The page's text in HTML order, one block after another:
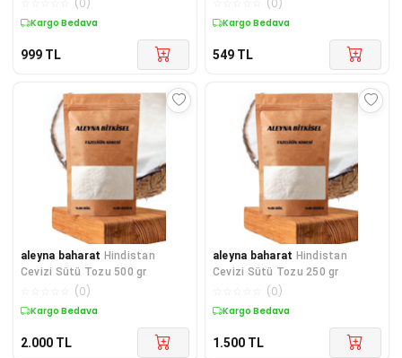
Kargo Bedava
999 TL
Kargo Bedava
549 TL
aleyna baharat Hindistan
Cevizi Sütü Tozu 500 gr
(0)
Kargo Bedava
2.000 TL
aleyna baharat Hindistan
Cevizi Sütü Tozu 250 gr
(0)
Kargo Bedava
1.500 TL